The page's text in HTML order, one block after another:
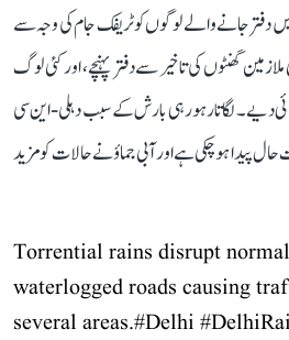
دفتر جانے والے لوگوں کو ٹریفک جام کی وجہ سے
ملازمین گھنٹوں کی تاخیر سے دفتر پہنچے، اور کئی لوگ
دیے۔ لگاتار ہو رہی بارش کے سبب دہلی-این سی
پیدا ہو چکی ہے اور آبی جماؤ نے حالات کو مزید
Torrential rains disrupt
waterlogged roads causing
several areas.#Delhi